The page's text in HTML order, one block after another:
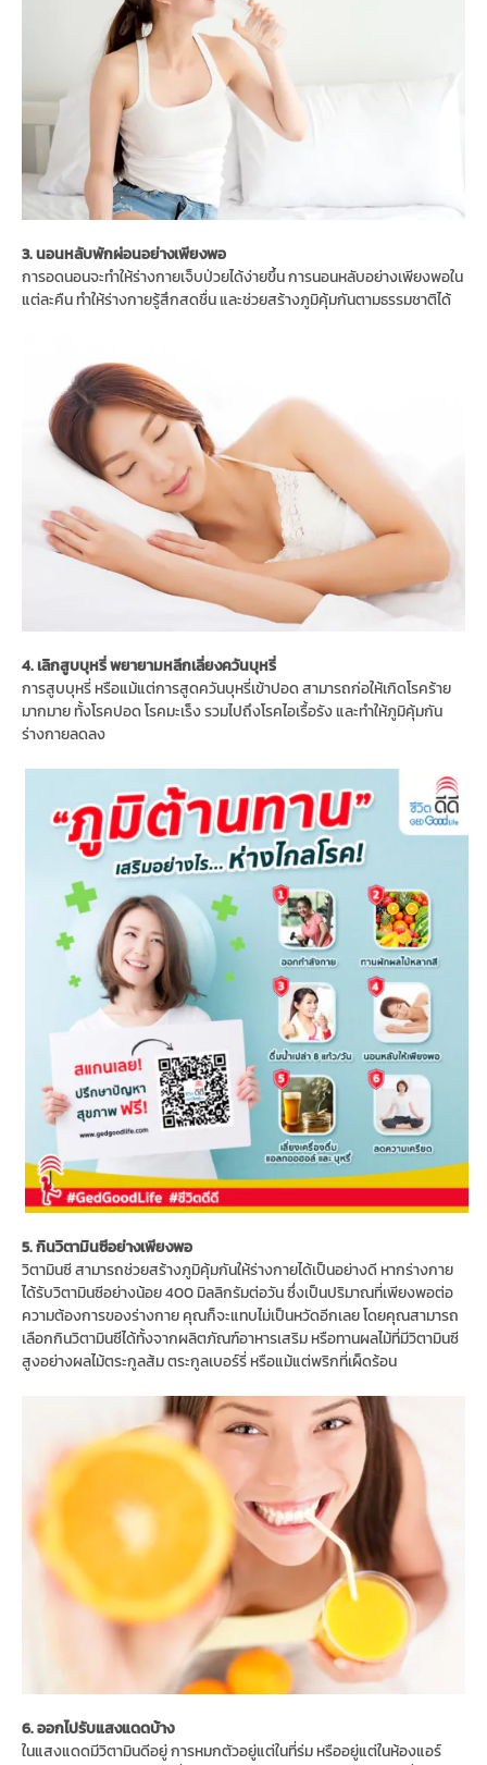
3. นอนหลับพักผ่อนอย่างเพียงพอ
การอดนอนจะทำให้ร่างกายเจ็บป่วยได้ง่ายขึ้น การนอนหลับอย่างเพียงพอใน
แต่ละคืน ทำให้ร่างกายรู้สึกสดชื่น และช่วยสร้างภูมิคุ้มกันตามธรรมชาติได้
4. เลิกสูบบุหรี่ พยายามหลีกเลี่ยงควันบุหรี่
การสูบบุหรี่ หรือแม้แต่การสูดควันบุหรี่เข้าปอด สามารถก่อให้เกิดโรคร้าย
มากมาย ทั้งโรคปอด โรคมะเร็ง รวมไปถึงโรคไอเรื้อรัง และทำให้ภูมิคุ้มกัน
ร่างกายลดลง
5. กินวิตามินซีอย่างเพียงพอ
วิตามินซี สามารถช่วยสร้างภูมิคุ้มกันให้ร่างกายได้เป็นอย่างดี หากร่างกาย
ได้รับวิตามินซีอย่างน้อย 400 มิลลิกรัมต่อวัน ซึ่งเป็นปริมาณที่เพียงพอต่อ
ความต้องการของร่างกาย คุณก็จะแทบไม่เป็นหวัดอีกเลย โดยคุณสามารถ
เลือกกินวิตามินซีได้ทั้งจากผลิตภัณฑ์อาหารเสริม หรือทานผลไม้ที่มีวิตามินซี
สูงอย่างผลไม้ตระกูลส้ม ตระกูลเบอร์รี่ หรือแม้แต่พริกที่เผ็ดร้อน
6. ออกไปรับแสงแดดบ้าง
ในแสงแดดมีวิตามินดีอยู่ การหมกตัวอยู่แต่ในที่ร่ม หรืออยู่แต่ในห้องแอร์